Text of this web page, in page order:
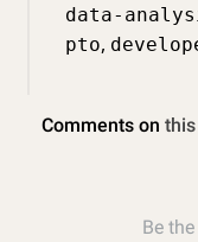
data-
pto,